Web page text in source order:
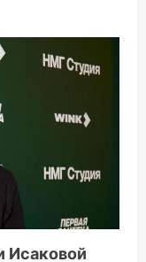
Исаковой